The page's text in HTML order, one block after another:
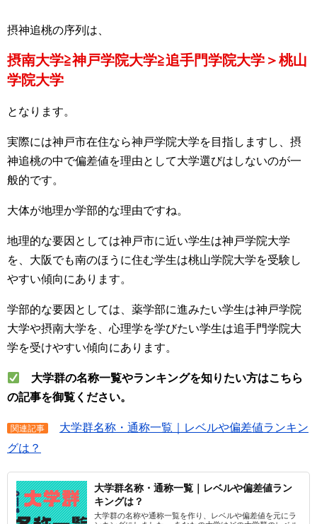
摂神追桃の序列は、
摂南大学≧神戸学院大学≧追手門学院大学＞桃山
学院大学
となります。
実際には神戸市在住なら神戸学院大学を目指しますし、摂
神追桃の中で偏差値を理由として大学選びはしないのが一
般的です。
大体が地理か学部的な理由ですね。
地理的な要因としては神戸市に近い学生は神戸学院大学
を、大阪でも南のほうに住む学生は桃山学院大学を受験し
やすい傾向にあります。
学部的な要因としては、薬学部に進みたい学生は神戸学院
大学や摂南大学を、心理学を学びたい学生は追手門学院大
学を受けやすい傾向にあります。
大学群の名称一覧やランキングを知りたい方はこちら
の記事を御覧ください。
関連記事
大学群名称・通称一覧｜レベルや偏差値ランキン
グは？
大学群名称・通称一覧｜レベルや偏差値ラン
キングは？
大学群の名称や通称一覧を作り、レベルや偏差値を元にラ